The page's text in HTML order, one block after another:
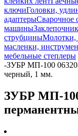
ключиГоловки,
адаптерыСварочное
машины
струбциныМолотки,
масленки,
мебельные степлеры
-ЗУБР МП-100
черный, 1 мм.
ЗУБР МП-100